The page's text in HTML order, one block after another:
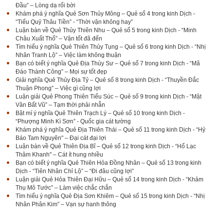
Đầu” – Lòng dạ rối bời
Khám phá ý nghĩa Quẻ Sơn Thủy Mông – Quẻ số 4 trong kinh Dịch -
“Tiểu Quỷ Thâu Tiền” - “Thời vận không hay”
Luận bàn về Quẻ Thủy Thiên Nhu – Quẻ số 5 trong kinh Dịch - “Minh
Châu Xuất Thổ” – Vận tốt đã đến
Tìm hiểu ý nghĩa Quẻ Thiên Thủy Tụng – Quẻ số 6 trong kinh Dịch - “Nhị
Nhân Tranh Lộ” – Việc làm không thuận
Bạn có biết ý nghĩa Quẻ Địa Thủy Sư – Quẻ số 7 trong kinh Dịch - “Mã
Đáo Thành Công” – Mọi sự tốt đẹp
Giải nghĩa Quẻ Thủy Địa Tỷ – Quẻ số 8 trong kinh Dịch - “Thuyền Đắc
Thuận Phong” – Việc gì cũng lợi
Luận giải Quẻ Phong Thiên Tiểu Súc – Quẻ số 9 trong kinh Dịch - “Mật
Vân Bất Vũ” – Tạm thời phải nhẫn
Bật mí ý nghĩa Quẻ Thiên Trạch Lý – Quẻ số 10 trong kinh Dịch -
“Phượng Minh Kì Sơn” - Quốc gia cát tường
Khám phá ý nghĩa Quẻ Địa Thiên Thái – Quẻ số 11 trong kinh Dịch - “Hỷ
Báo Tam Nguyên" – Đại cát đại lợi
Luận bàn về Quẻ Thiên Địa Bĩ – Quẻ số 12 trong kinh Dịch - “Hổ Lạc
Thâm Khanh" – Cát ít hung nhiều
Bạn có biết ý nghĩa Quẻ Thiên Hỏa Đồng Nhân – Quẻ số 13 trong kinh
Dịch - “Tiên Nhân Chỉ Lộ” – “Đi đâu cũng lợi”
Luận giải Quẻ Hỏa Thiên Đại Hữu – Quẻ số 14 trong kinh Dịch - “Khảm
Thụ Mô Tước” – Làm việc chắc chắn
Tìm hiểu ý nghĩa Quẻ Địa Sơn Khiêm – Quẻ số 15 trong kinh Dịch - “Nhị
Nhân Phân Kim” – Vạn sự hanh thông